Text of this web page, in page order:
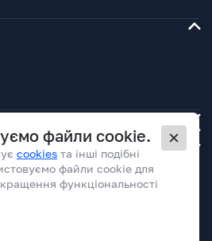
файли cookie.
cookies та інші подібні
файли cookie для
функціональності